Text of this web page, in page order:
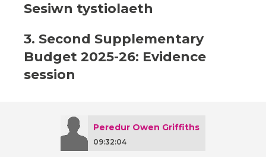
Sesiwn tystiolaeth
3. Second Supplementary
Budget 2025-26: Evidence
session
Peredur Owen Griffiths
09:32:04